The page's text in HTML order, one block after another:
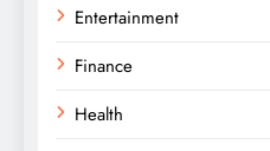
Entertainment
Finance
Health